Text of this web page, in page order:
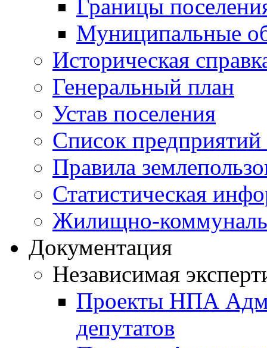
Границы
Муниципальные
Историческая
Генеральный план
Устав поселения
Список предприятий
Правила
Статистическая
Жилищно-
Документация
Независимая
Проекты НПА
депутатов